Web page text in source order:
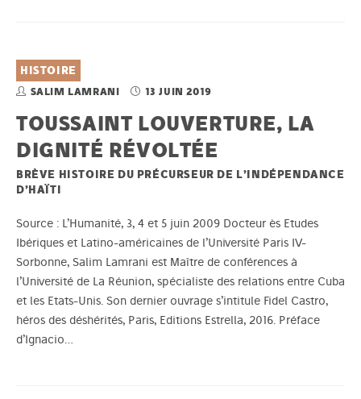
HISTOIRE
SALIM LAMRANI 13 JUIN 2019
TOUSSAINT LOUVERTURE, LA
DIGNITÉ RÉVOLTÉE
BRÈVE HISTOIRE DU PRÉCURSEUR DE L’INDÉPENDANCE
D’HAÏTI
Source : L’Humanité, 3, 4 et 5 juin 2009 Docteur ès Etudes
Ibériques et Latino-américaines de l’Université Paris IV-
Sorbonne, Salim Lamrani est Maître de conférences à
l’Université de La Réunion, spécialiste des relations entre Cuba
et les Etats-Unis. Son dernier ouvrage s’intitule Fidel Castro,
héros des déshérités, Paris, Editions Estrella, 2016. Préface
d’Ignacio…